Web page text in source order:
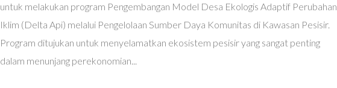
untuk melakukan program Pengembangan Model Desa Ekologis Adaptif Perubahan
Iklim (Delta Api) melalui Pengelolaan Sumber Daya Komunitas di Kawasan Pesisir.
Program ditujukan untuk menyelamatkan ekosistem pesisir yang sangat penting
dalam menunjang perekonomian...